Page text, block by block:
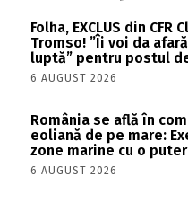
Folha, EXCLUS din
Tromso! ”Îi voi da
luptă” pentru postul
6 AUGUST 2026
România se află în
eoliană de pe mare:
zone marine cu o
6 AUGUST 2026